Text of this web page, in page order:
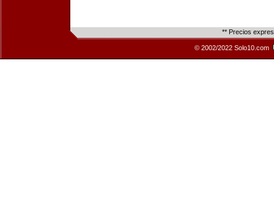
** Precios
© 2002/2022 Solo10.com